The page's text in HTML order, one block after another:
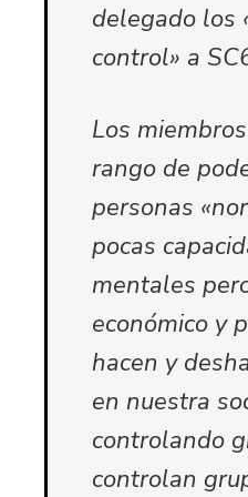
delegado los
control» a
Los
rango de
personas
pocas
mentales
económico y
hacen y
en nuestra
controlando
controlan